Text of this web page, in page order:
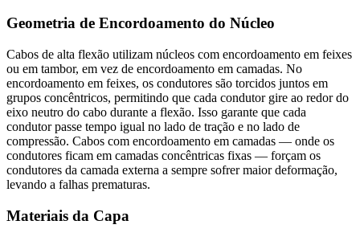
Geometria de Encordoamento do Núcleo
Cabos de alta flexão utilizam núcleos com encordoamento em feixes
ou em tambor, em vez de encordoamento em camadas. No
encordoamento em feixes, os condutores são torcidos juntos em
grupos concêntricos, permitindo que cada condutor gire ao redor do
eixo neutro do cabo durante a flexão. Isso garante que cada
condutor passe tempo igual no lado de tração e no lado de
compressão. Cabos com encordoamento em camadas — onde os
condutores ficam em camadas concêntricas fixas — forçam os
condutores da camada externa a sempre sofrer maior deformação,
levando a falhas prematuras.
Materiais da Capa